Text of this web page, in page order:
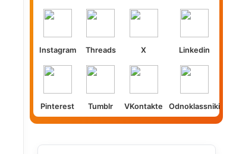
Instagram Threads X Linkedin
Pinterest Tumblr VKontakte Odnoklassniki